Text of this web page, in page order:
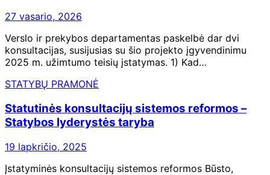
27 vasario, 2026
Verslo ir prekybos departamentas paskelbė dar dvi
konsultacijas, susijusias su šio projekto įgyvendinimu
2025 m. užimtumo teisių įstatymas. 1) Kad…
STATYBŲ PRAMONĖ
Statutinės konsultacijų sistemos reformos –
Statybos lyderystės taryba
19 lapkričio, 2025
Įstatyminės konsultacijų sistemos reformos Būsto,